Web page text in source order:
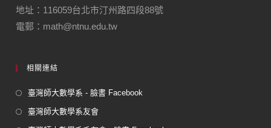
地址：116059台北市汀州路四段88號
電郵：math@ntnu.edu.tw
相關連結
臺灣師大數學系 - 臉書 Facebook
臺灣師大數學系友會